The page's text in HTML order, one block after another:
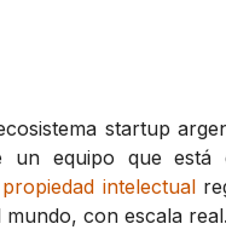
startup
equipo que está
propiedad intelectual
mundo, con escala real.